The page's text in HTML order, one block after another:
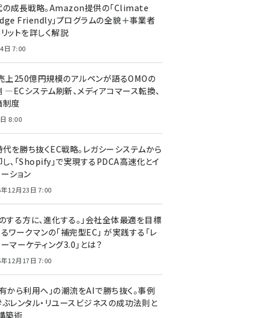
の成長戦略。Amazon提供の「Climate
Friendly」プログラムの全貌＋事業者
ットを詳しく解説
日 7:00
上250億円規模のアルペンが語るOMOの
―ECシステム刷新、メディアコマース転換、
制度
8:00
を勝ち抜くEC戦略。レガシーシステムから
、「Shopify」で実現するPDCA高速化とイ
ション
12月23日 7:00
する方に、進化する。」会社全体最適を目標
ワークマンの「補完型EC」 が実践する「レ
マーケティング3.0」とは？
12月17日 7:00
から利用へ」の潮流をAIで勝ち抜く。事例
レンタル・リユースビジネスの成功法則と
築術